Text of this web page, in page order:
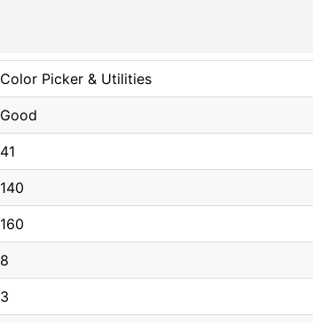
Color Picker & Utilities
Good
41
140
160
8
3